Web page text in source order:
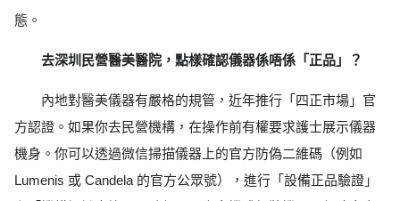
態。
去深圳民營醫美醫院，點樣確認儀器係唔係「正品」？
內地對醫美儀器有嚴格的規管，近年推行「四正市場」官
方認證。如果你去民營機構，在操作前有權要求護士展示儀器
機身。你可以透過微信掃描儀器上的官方防偽二維碼（例如
Lumenis 或 Candela 的官方公眾號），進行「設備正品驗證」